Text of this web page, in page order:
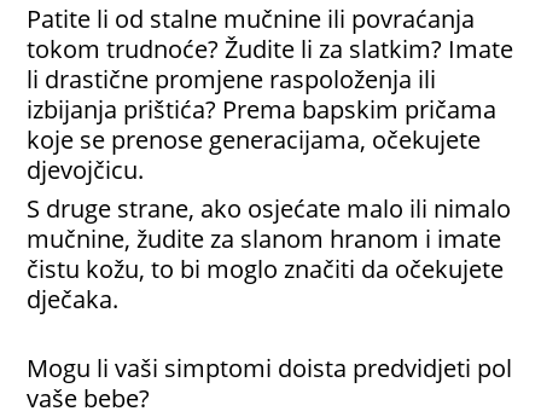
Patite li od stalne mučnine ili povraćanja
tokom trudnoće? Žudite li za slatkim? Imate
li drastične promjene raspoloženja ili
izbijanja prištića? Prema bapskim pričama
koje se prenose generacijama, očekujete
djevojčicu.
S druge strane, ako osjećate malo ili nimalo
mučnine, žudite za slanom hranom i imate
čistu kožu, to bi moglo značiti da očekujete
dječaka.
Mogu li vaši simptomi doista predvidjeti pol
vaše bebe?